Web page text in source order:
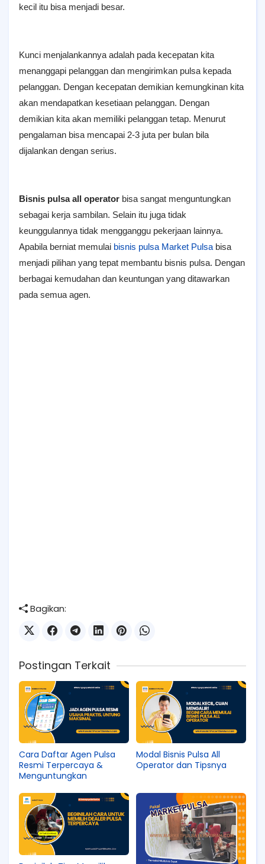
kecil itu bisa menjadi besar.
Kunci menjalankannya adalah pada kecepatan kita
menanggapi pelanggan dan mengirimkan pulsa kepada
pelanggan. Dengan kecepatan demikian kemungkinan kita
akan mendapatkan kesetiaan pelanggan. Dengan
demikian kita akan memiliki pelanggan tetap. Menurut
pengalaman bisa mencapai 2-3 juta per bulan bila
dijalankan dengan serius.
Bisnis pulsa all operator bisa sangat menguntungkan
sebagai kerja sambilan. Selain itu juga tidak
keunggulannya tidak mengganggu pekerjaan lainnya.
Apabila berniat memulai bisnis pulsa Market Pulsa bisa
menjadi pilihan yang tepat membantu bisnis pulsa. Dengan
berbagai kemudahan dan keuntungan yang ditawarkan
pada semua agen.
Bagikan:
Postingan Terkait
Cara Daftar Agen Pulsa
Resmi Terpercaya &
Menguntungkan
Modal Bisnis Pulsa All
Operator dan Tipsnya